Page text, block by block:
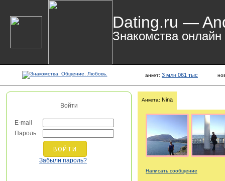
Dating.ru —
Знакомства онлайн
анкет: 3 млн 061 тыс
Войти
E-mail
Пароль
Забыли пароль?
Анкета: Nina
Написать сообщение